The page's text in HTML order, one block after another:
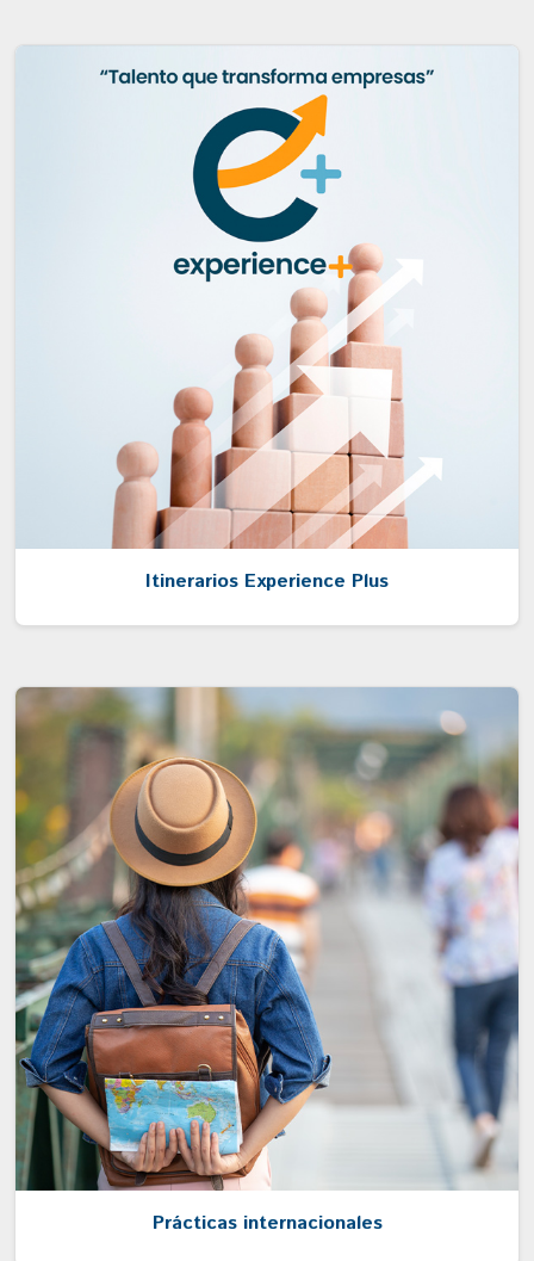
Itinerarios Experience Plus
Prácticas internacionales